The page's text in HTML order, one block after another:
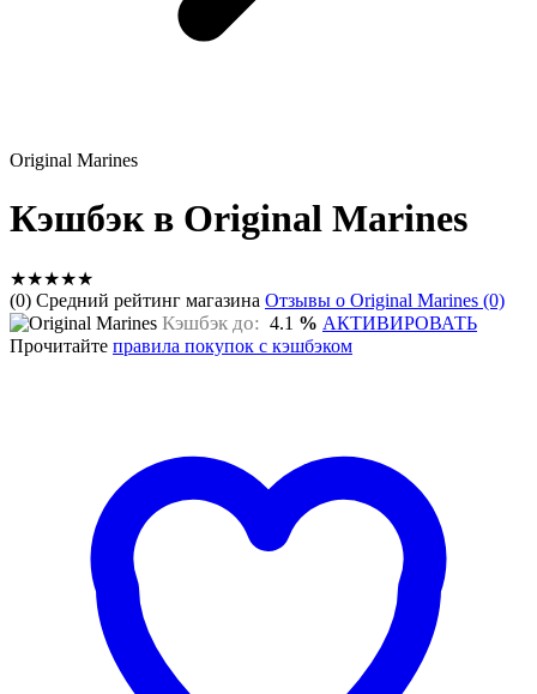
Original Marines
Кэшбэк в Original Marines
★★★★★
(0) Средний рейтинг магазина Отзывы о Original Marines (0)
Кэшбэк до: 4.1 % АКТИВИРОВАТЬ
Прочитайте правила покупок с кэшбэком